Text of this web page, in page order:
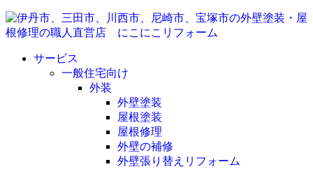
サービス
一般住宅向け
外装
外壁塗装
屋根塗装
屋根修理
外壁の補修
外壁張り替えリフォーム